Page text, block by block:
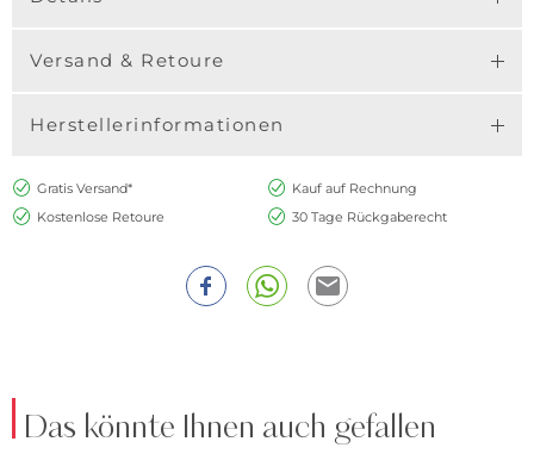
Versand & Retoure
Herstellerinformationen
Gratis Versand*
Kauf auf Rechnung
Kostenlose Retoure
30 Tage Rückgaberecht
Das könnte Ihnen auch gefallen